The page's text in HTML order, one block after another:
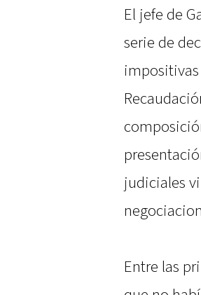
El jefe de
serie de
judiciales
Entre las